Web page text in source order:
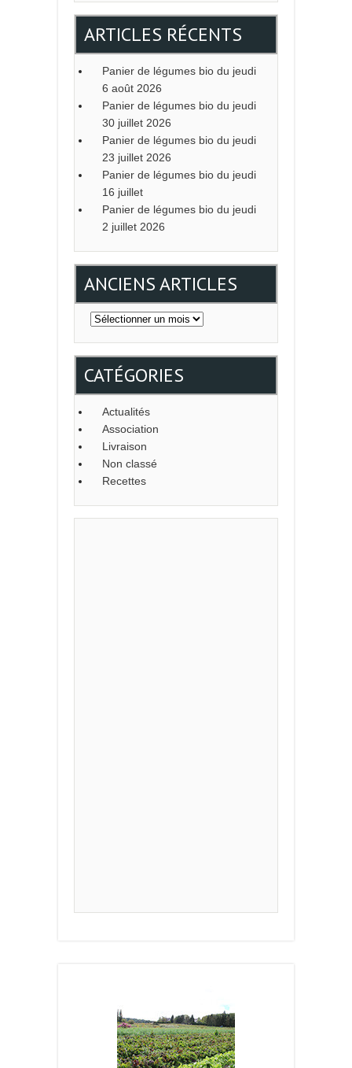
ARTICLES RÉCENTS
Panier de légumes bio du jeudi
6 août 2026
Panier de légumes bio du jeudi
30 juillet 2026
Panier de légumes bio du jeudi
23 juillet 2026
Panier de légumes bio du jeudi
16 juillet
Panier de légumes bio du jeudi
2 juillet 2026
ANCIENS ARTICLES
Anciens
articles
CATÉGORIES
Actualités
Association
Livraison
Non classé
Recettes